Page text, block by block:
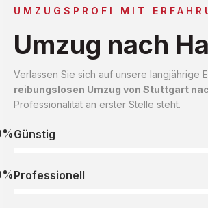
UMZUGSPROFI MIT
Umzug nach
Verlassen Sie sich auf unsere langjährige
reibungslosen Umzug von Stuttgart
Professionalität an erster Stelle steht.
Günstig
Professionell